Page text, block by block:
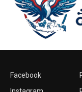
Facebook